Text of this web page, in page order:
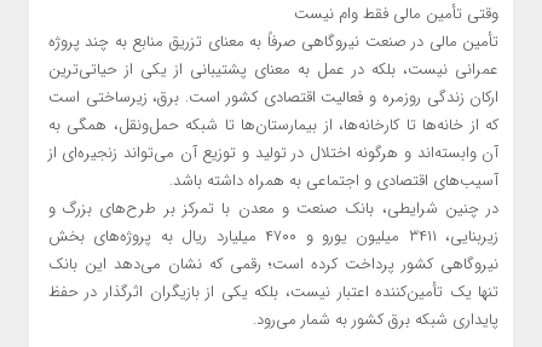
وقتی تأمین مالی فقط وام نیست
تأمین مالی در صنعت نیروگاهی صرفاً به معنای تزریق منابع به چند پروژه
عمرانی نیست، بلکه در عمل به معنای پشتیبانی از یکی از حیاتی‌ترین
ارکان زندگی روزمره و فعالیت اقتصادی کشور است. برق، زیرساختی است
که از خانه‌ها تا کارخانه‌ها، از بیمارستان‌ها تا شبکه حمل‌ونقل، همگی به
آن وابسته‌اند و هرگونه اختلال در تولید و توزیع آن می‌تواند زنجیره‌ای از
آسیب‌های اقتصادی و اجتماعی به همراه داشته باشد.
در چنین شرایطی، بانک صنعت و معدن با تمرکز بر طرح‌های بزرگ و
زیربنایی، ۳۴۱۱ میلیون یورو و ۴۷۰۰ میلیارد ریال به پروژه‌های بخش
نیروگاهی کشور پرداخت کرده است؛ رقمی که نشان می‌دهد این بانک
تنها یک تأمین‌کننده اعتبار نیست، بلکه یکی از بازیگران اثرگذار در حفظ
پایداری شبکه برق کشور به شمار می‌رود.